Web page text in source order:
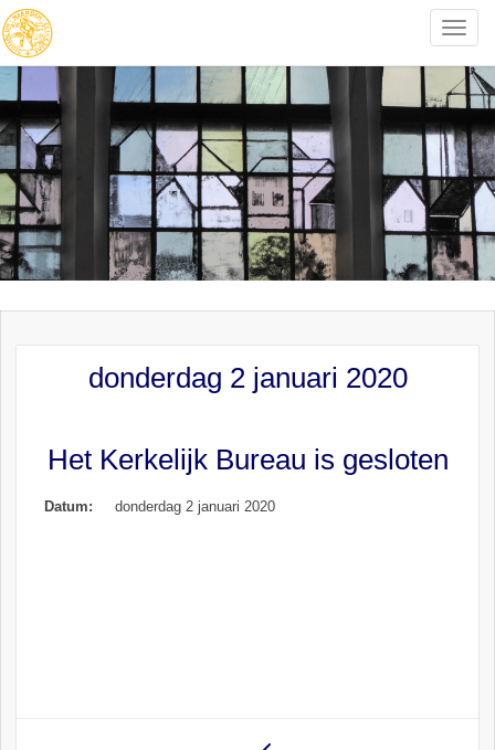
Toggle
donderdag 2 januari 2020
Het Kerkelijk Bureau is gesloten
Datum: donderdag 2 januari 2020